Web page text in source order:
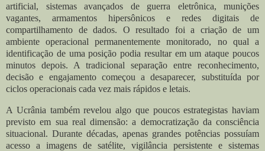
artificial, sistemas avançados de guerra eletrônica, munições
vagantes, armamentos hipersônicos e redes digitais de
compartilhamento de dados. O resultado foi a criação de um
ambiente operacional permanentemente monitorado, no qual a
identificação de uma posição podia resultar em um ataque poucos
minutos depois. A tradicional separação entre reconhecimento,
decisão e engajamento começou a desaparecer, substituída por
ciclos operacionais cada vez mais rápidos e letais.
A Ucrânia também revelou algo que poucos estrategistas haviam
previsto em sua real dimensão: a democratização da consciência
situacional. Durante décadas, apenas grandes potências possuíam
acesso a imagens de satélite, vigilância persistente e sistemas